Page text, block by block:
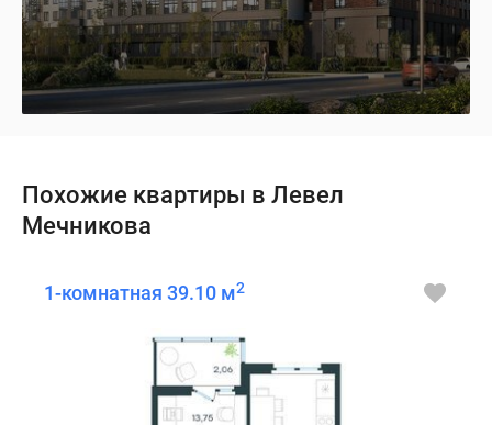
Похожие квартиры в Левел
Мечникова
1-комнатная 39.10 м2